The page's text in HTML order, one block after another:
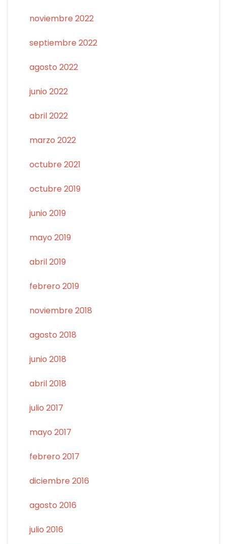
noviembre 2022
septiembre 2022
agosto 2022
junio 2022
abril 2022
marzo 2022
octubre 2021
octubre 2019
junio 2019
mayo 2019
abril 2019
febrero 2019
noviembre 2018
agosto 2018
junio 2018
abril 2018
julio 2017
mayo 2017
febrero 2017
diciembre 2016
agosto 2016
julio 2016